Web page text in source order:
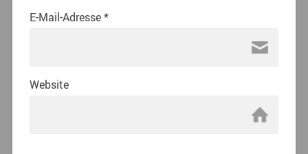
E-Mail-Adresse*
Website